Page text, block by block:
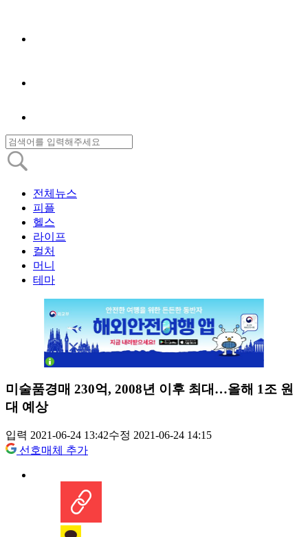
전체뉴스
피플
헬스
라이프
컬처
머니
테마
미술품경매 230억, 2008년 이후 최대…올해 1조 원
대 예상
입력 2021-06-24 13:42수정 2021-06-24 14:15
선호매체 추가